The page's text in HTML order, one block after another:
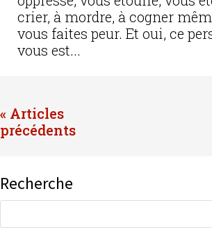
crier, à mordre, à cogner
vous faites peur. Et oui, ce
vous est...
« Entrées précédentes
Recherche